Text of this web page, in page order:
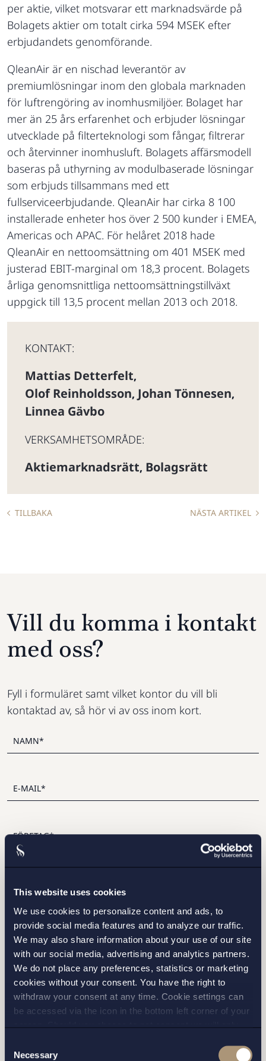
This website uses cookies
We use cookies to personalize content and ads, to
provide social media features and to analyze our traffic.
We may also share information about your use of our site
with our social media, advertising and analytics partners.
We do not place any preferences, statistics or marketing
cookies without your consent. You have the right to
withdraw your consent at any time. Cookie settings can
be accessed via the icon in the bottom left corner of your
screen. Should you choose to not consent we will only
andprivacy policy for more details on cookies and our
Selection
Necessary
per aktie, vilket motsvarar ett marknadsvärde på
Bolagets aktier om totalt cirka 594 MSEK efter
erbjudandets genomförande.
QleanAir är en nischad leverantör av
premiumlösningar inom den globala marknaden
för luftrengöring av inomhusmiljöer. Bolaget har
mer än 25 års erfarenhet och erbjuder lösningar
utvecklade på filterteknologi som fångar, filtrerar
och återvinner inomhusluft. Bolagets affärsmodell
baseras på uthyrning av modulbaserade lösningar
som erbjuds tillsammans med ett
fullserviceerbjudande. QleanAir har cirka 8 100
installerade enheter hos över 2 500 kunder i EMEA,
Americas och APAC. För helåret 2018 hade
QleanAir en nettoomsättning om 401 MSEK med
justerad EBIT-marginal om 18,3 procent. Bolagets
årliga genomsnittliga nettoomsättningstillväxt
uppgick till 13,5 procent mellan 2013 och 2018.
KONTAKT:
Mattias Detterfelt,
Olof Reinholdsson, Johan Tönnesen,
Linnea Gävbo
VERKSAMHETSOMRÅDE:
Aktiemarknadsrätt, Bolagsrätt
TILLBAKA NÄSTA ARTIKEL
GÖTEBORG
MALMÖ
Jag har läst och samtycker till Setterwalls
Vill du komma i kontakt
med oss?
Fyll i formuläret samt vilket kontor du vill bli
kontaktad av, så hör vi av oss inom kort.